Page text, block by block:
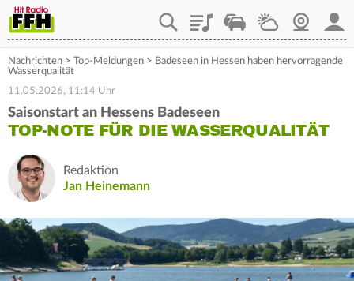
PlaylistStaupilotWetterWebcam
Nachrichten > Top-Meldungen > Badeseen in Hessen haben hervorragende
Wasserqualität
11.05.2026, 11:14 Uhr
Saisonstart an Hessens Badeseen
TOP-NOTE FÜR DIE WASSERQUALITÄT
Redaktion
Jan Heinemann